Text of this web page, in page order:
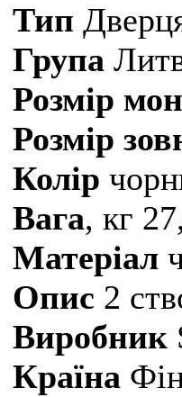
Тип
Група
Розмір
Розмір
Колір
Вага, кг
Матеріал
Опис 2
Виробник
Країна